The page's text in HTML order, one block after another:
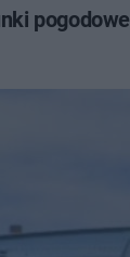
pogodowe